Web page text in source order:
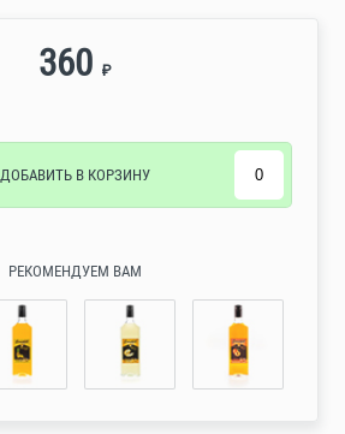
360 ₽
ДОБАВИТЬ В КОРЗИНУ
РЕКОМЕНДУЕМ ВАМ